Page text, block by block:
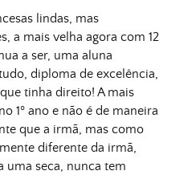
lindas, mas
a mais velha agora com 12
a ser, uma aluna
diploma de excelência,
tinha direito! A mais
1º ano e não é de maneira
que a irmã, mas como
diferente da irmã,
uma seca, nunca tem